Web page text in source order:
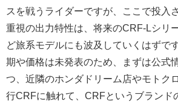
スを戦うライダーですが、ここで投入
重視の出力特性は、将来のCRF-Lシリ
ど旅系モデルにも波及していくはずで
期や価格は未発表のため、まずは公式
つ、近隣のホンダドリーム店やモトク
行CRFに触れて、CRFというブランド